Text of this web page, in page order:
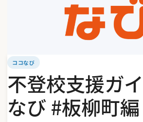
ココなび
不登校支援ガ
なび #板柳町編